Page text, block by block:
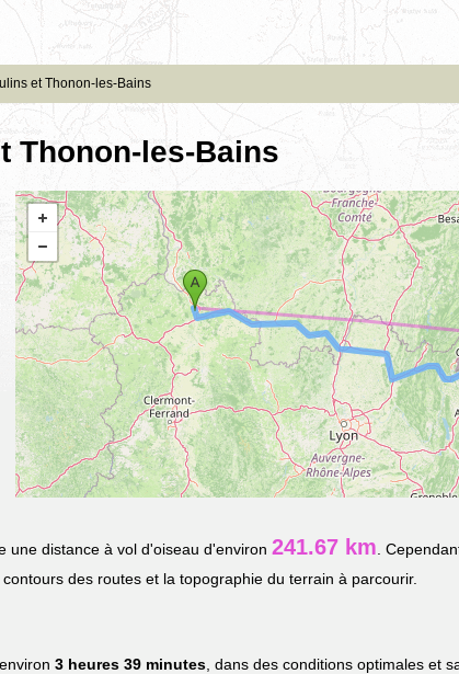
et Thonon-les-Bains
Thonon-les-Bains
une distance à vol d'oiseau d'environ 241.67 km .
des routes et la topographie du terrain à parcourir.
3 heures 39 minutes , dans des conditions optimales et